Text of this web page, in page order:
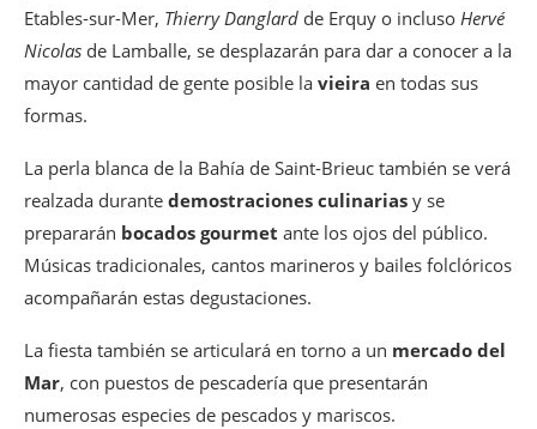
Etables-sur-Mer, Thierry Danglard de Erquy o incluso Hervé
Nicolas de Lamballe, se desplazarán para dar a conocer a la
mayor cantidad de gente posible la vieira en todas sus
formas.
La perla blanca de la Bahía de Saint-Brieuc también se verá
realzada durante demostraciones culinarias y se
prepararán bocados gourmet ante los ojos del público.
Músicas tradicionales, cantos marineros y bailes folclóricos
acompañarán estas degustaciones.
La fiesta también se articulará en torno a un mercado del
Mar, con puestos de pescadería que presentarán
numerosas especies de pescados y mariscos.